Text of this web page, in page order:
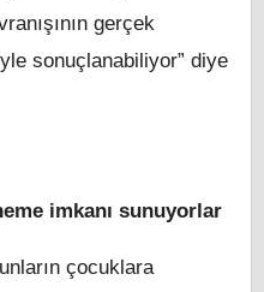
gerçek
sonuçlanabiliyor” diye
imkanı sunuyorlar
çocuklara